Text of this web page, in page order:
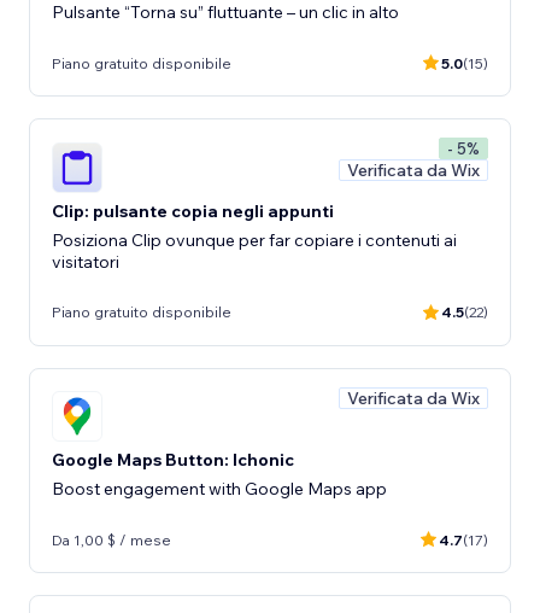
Pulsante “Torna su” fluttuante – un clic in alto
Piano gratuito disponibile 5.0(15)
- 5%
Verificata da Wix
Clip: pulsante copia negli appunti
Posiziona Clip ovunque per far copiare i contenuti ai
visitatori
Piano gratuito disponibile 4.5(22)
Verificata da Wix
Google Maps Button: Ichonic
Boost engagement with Google Maps app
Da 1,00 $ / mese 4.7(17)